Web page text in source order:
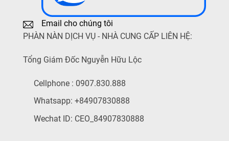
Email cho chúng tôi
PHÀN NÀN DỊCH VỤ - NHÀ CUNG CẤP LIÊN HỆ:
Tổng Giám Đốc Nguyễn Hữu Lộc
Cellphone : 0907.830.888
Whatsapp: +84907830888
Wechat ID: CEO_84907830888